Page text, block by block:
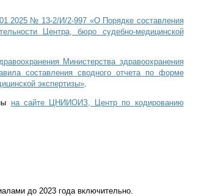
№ 13-2/И/2-997 «О Порядке составления
Центра, бюро судебно-медицинской
Министерства здравоохранения
составления сводного отчета по форме
экспертизы».
на сайте ЦНИИОИЗ, Центр по кодированию
до 2023 года включительно.